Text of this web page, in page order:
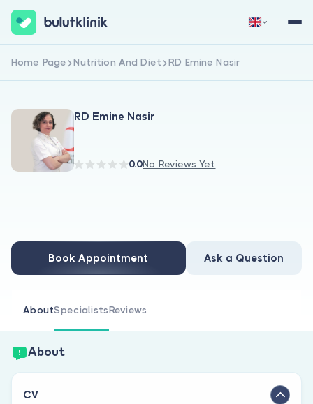
For Doctors
Are you a doctor?
Sign Up Now Sign In
Home Page Nutrition And Diet RD Emine Nasir
RD Emine Nasir
0.0No Reviews Yet
Book Appointment Ask a Question
AboutSpecialistsReviews
About
CV